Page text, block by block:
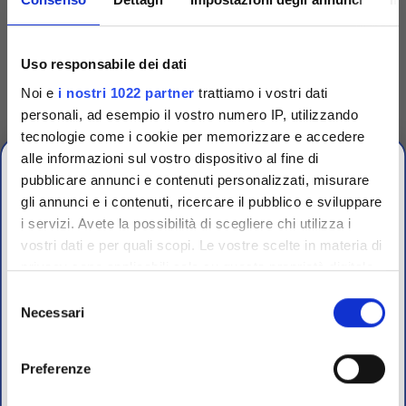
Uso responsabile dei dati
Noi e i nostri 1022 partner trattiamo i vostri dati
personali, ad esempio il vostro numero IP, utilizzando
tecnologie come i cookie per memorizzare e accedere
alle informazioni sul vostro dispositivo al fine di
pubblicare annunci e contenuti personalizzati, misurare
gli annunci e i contenuti, ricercare il pubblico e sviluppare
i servizi. Avete la possibilità di scegliere chi utilizza i
vostri dati e per quali scopi. Le vostre scelte in materia di
privacy sono applicabili solo su questa proprietà digitale
modificare o revocare il proprio consenso in qualsiasi
momento dalla Dichiarazione sui cookie o facendo clic
delNecessari
Preferenze
CodiceTRG90001
dischetti
Dispenser singolo in plastica
per espellere uno a uno i
dischetti dalle cartucce.
Accedi Per visualizzare
prezzi e schede tecniche
OFFERTE PROMO
Scopri le migliori offerte del momento su molti dei